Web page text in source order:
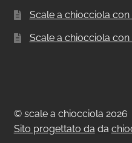
Scale a chiocciola con
Scale a chiocciola
© scale a chiocciola 2026
Sito progettato da da